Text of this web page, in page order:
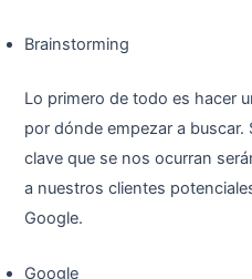
Brainstorming
Lo primero de todo es hacer
por dónde empezar a buscar.
clave que se nos ocurran
a nuestros clientes
Google.
Google